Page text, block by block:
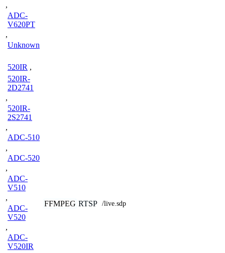
,
ADC-
V620PT
,
Unknown
520IR ,
520IR-
2D2741
,
520IR-
2S2741
,
ADC-510
,
ADC-520
,
ADC-
V510
,
ADC-
V520
,
ADC-
V520IR
FFMPEG RTSP /live.sdp